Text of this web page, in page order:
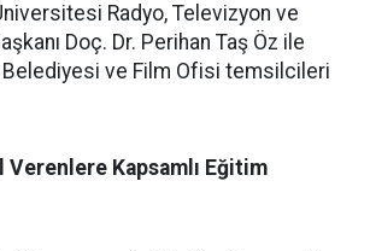
Radyo, Televizyon ve
Doç. Dr. Perihan Taş Öz ile
ve Film Ofisi temsilcileri
Verenlere Kapsamlı Eğitim